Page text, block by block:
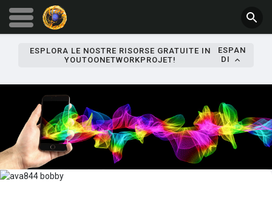
ESPLORA LE NOSTRE RISORSE GRATUITE IN
YOUTOONETWORKPROJET!
ESPAN
DI